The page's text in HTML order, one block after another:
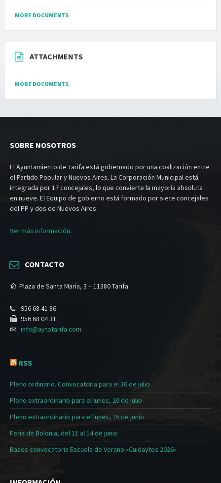
MORE DOCUMENTS
ATTACHMENTS
MORE DOCUMENTS
SOBRE NOSOTROS
El Ayuntamiento de Tarifa está gobernado por una coalización entre
el Partido Popular y Nuevos Aires. La Corporación Municipal está
integrada por 17 concejales, lo que convierte la mayoría absoluta
en nueve. El Equipo de gobierno está formado por siete concejales
del PP y dos de Nuevos Aires.
Ver más información.
CONTACTO
Plaza de Santa María, 3 – 11380 Tarifa
956 68 41 86
956 68 04 31
info@aytotarifa.com
RSS
Pleno ordinario. Convocatoria para el 30 de julio
Pleno extraordinario para el lunes, 20 de julio
Pleno extraordinario para el lunes, 15 de junio
Feria de Bolonia, del 11 al 14 de junio
Bases convocatoria Escuela de Verano «Cuidaytos 2026»